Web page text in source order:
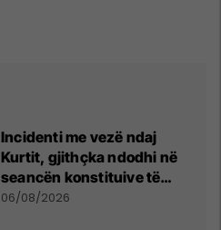
Incidenti me vezë ndaj
Kurtit, gjithçka ndodhi në
seancën konstituive të
Kuvendit
06/08/2026